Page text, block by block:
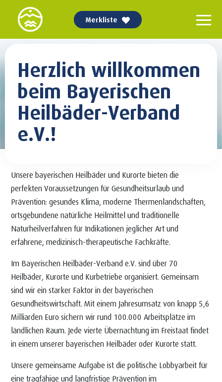
Merkliste
Herzlich willkommen
beim Bayerischen
Heilbäder-Verband
e.V.!
Unsere bayerischen Heilbäder und Kurorte bieten die
perfekten Voraussetzungen für Gesundheitsurlaub und
Prävention: gesundes Klima, moderne Thermenlandschaften,
ortsgebundene natürliche Heilmittel und traditionelle
Naturheilverfahren für Indikationen jeglicher Art und
erfahrene, medizinisch-therapeutische Fachkräfte.
Im Bayerischen Heilbäder-Verband e.V. sind über 70
Heilbäder, Kurorte und Kurbetriebe organisiert. Gemeinsam
sind wir ein starker Faktor in der bayerischen
Gesundheitswirtschaft. Mit einem Jahresumsatz von knapp 5,6
Milliarden Euro sichern wir rund 100.000 Arbeitsplätze im
ländlichen Raum. Jede vierte Übernachtung im Freistaat findet
in einem unserer bayerischen Heilbäder oder Kurorte statt.
Unsere gemeinsame Aufgabe ist die politische Lobbyarbeit für
eine tragfähige und langfristige Prävention im